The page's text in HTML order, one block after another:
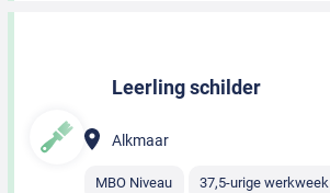
Leerling schilder
Alkmaar
MBO Niveau 37,5-urige werkweek